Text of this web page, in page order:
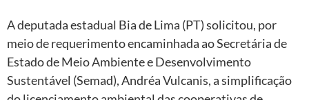
A deputada estadual Bia de Lima (PT) solicitou, por
meio de requerimento encaminhada ao Secretária de
Estado de Meio Ambiente e Desenvolvimento
Sustentável (Semad), Andréa Vulcanis, a simplificação